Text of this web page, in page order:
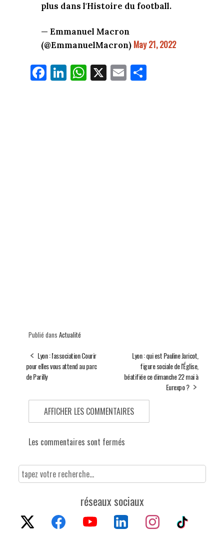
plus dans l'Histoire du football.
— Emmanuel Macron
(@EmmanuelMacron) May 21, 2022
Fa
ce
Li
nk
W
ha
X E
m
Pa
Publié dans Actualité
Lyon : l'association Courir
pour elles vous attend au parc
de Parilly
Lyon : qui est Pauline Jaricot,
figure sociale de l'Église,
béatifiée ce dimanche 22 mai à
Eurexpo ?
AFFICHER LES COMMENTAIRES
Les commentaires sont fermés
réseaux sociaux